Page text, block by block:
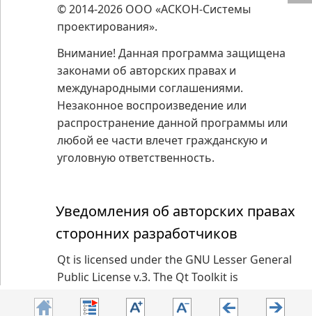
© 2014-2026 ООО «АСКОН-Системы
проектирования».
Внимание! Данная программа защищена
законами об авторских правах и
международными соглашениями.
Незаконное воспроизведение или
распространение данной программы или
любой ее части влечет гражданскую и
уголовную ответственность.
Уведомления об авторских правах
сторонних разработчиков
Qt is licensed under the GNU Lesser General
Public License v.3. The Qt Toolkit is
Copyright (c)2026
The Qt Company Ltd. and
other contributors.